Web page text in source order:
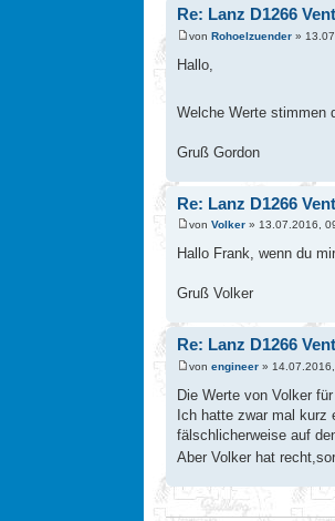
Re: Lanz D1266
von Rohoelzuender »
Hallo,
Welche Werte stimmen
Gruß Gordon
Re: Lanz D1266
von Volker » 13.07.2016,
Hallo Frank, wenn du
Gruß Volker
Re: Lanz D1266
von engineer »
Die Werte von Volker
Ich hatte zwar mal kurz
fälschlicherweise auf
Aber Volker hat